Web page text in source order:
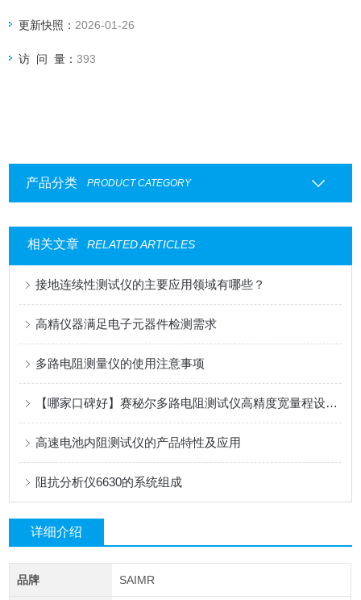
更新快照： 2026-01-26
访 问 量：393
产品分类 PRODUCT CATEGORY
相关文章 RELATED ARTICLES
接地连续性测试仪的主要应用领域有哪些？
高精仪器满足电子元器件检测需求
多路电阻测量仪的使用注意事项
【哪家口碑好】赛秘尔多路电阻测试仪高精度宽量程设计在自动化产线中的应用
高速电池内阻测试仪的产品特性及应用
阻抗分析仪6630的系统组成
详细介绍
品牌 SAIMR